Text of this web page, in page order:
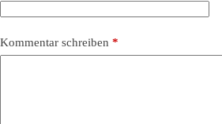
Kommentar schreiben *